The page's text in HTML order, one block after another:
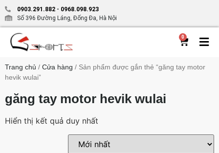
0903.291.882 - 0968.098.923
Số 396 Đường Láng, Đống Đa, Hà Nội
0
Trang chủ / Cửa hàng / Sản phẩm được gắn thẻ “găng tay motor
hevik wulai”
găng tay motor hevik wulai
Hiển thị kết quả duy nhất